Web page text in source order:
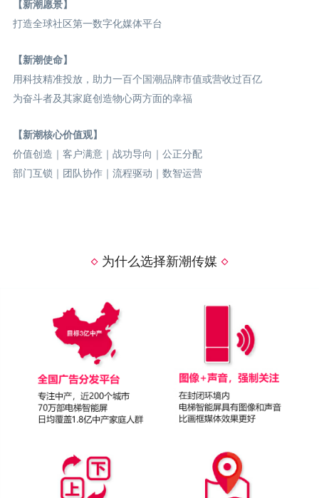
【新潮愿景】
打造全球社区第一数字化媒体平台
【新潮使命】
用科技精准投放，助力一百个国潮品牌市值或营收过百亿
为奋斗者及其家庭创造物心两方面的幸福
【新潮核心价值观】
价值创造｜客户满意｜战功导向｜公正分配
部门互锁｜团队协作｜流程驱动｜数智运营
为什么选择新潮传媒